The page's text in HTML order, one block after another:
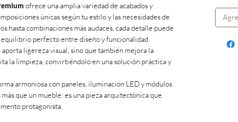
ofrece una amplia variedad de acabados y
únicas según tu estilo y las necesidades de
hasta combinaciones más audaces, cada detalle puede
perfecto entre diseño y funcionalidad.
ligereza visual, sino que también mejora la
la limpieza, convirtiéndolo en una solución práctica y
armoniosa con paneles, iluminación LED y módulos
más que un mueble: es una pieza arquitectónica que
protagonista.